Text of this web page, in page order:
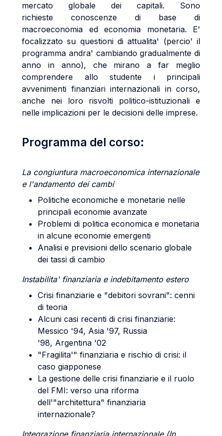
mercato globale dei capitali. Sono
richieste conoscenze di base di
macroeconomia ed economia monetaria. E'
focalizzato su questioni di attualita' (percio' il
programma andra' cambiando gradualmente di
anno in anno), che mirano a far meglio
comprendere allo studente i principali
avvenimenti finanziari internazionali in corso,
anche nei loro risvolti politico-istituzionali e
nelle implicazioni per le decisioni delle imprese.
Programma del corso:
La congiuntura macroeconomica internazionale
e l'andamento dei cambi
Politiche economiche e monetarie nelle
principali economie avanzate
Problemi di politica economica e monetaria
in alcune economie emergenti
Analisi e previsioni dello scenario globale
dei tassi di cambio
Instabilita' finanziaria e indebitamento estero
Crisi finanziarie e "debitori sovrani": cenni
di teoria
Alcuni casi recenti di crisi finanziarie:
Messico '94, Asia '97, Russia
'98, Argentina '02
"Fragilita'" finanziaria e rischio di crisi: il
caso giapponese
La gestione delle crisi finanziarie e il ruolo
del FMI: verso una riforma
dell'"architettura" finanziaria
internazionale?
Integrazione finanziaria internazionale (In